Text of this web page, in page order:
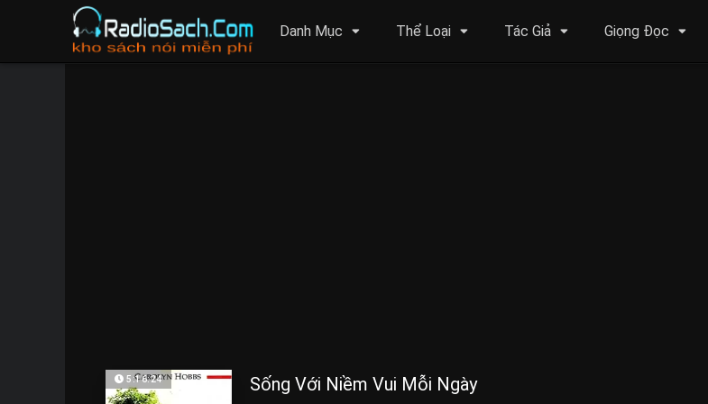
Danh Mục Thể Loại Tác Giả Giọng Đọc
5:16:24 Sống Với Niềm Vui Mỗi Ngày